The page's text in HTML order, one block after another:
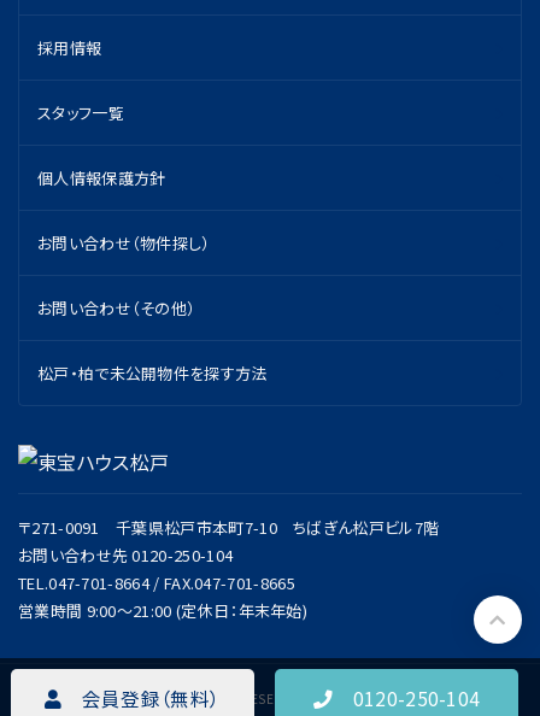
採用情報
スタッフ一覧
個人情報保護方針
お問い合わせ（物件探し）
お問い合わせ（その他）
松戸・柏で未公開物件を探す方法
〒271-0091 千葉県松戸市本町7-10 ちばぎん松戸ビル7階
お問い合わせ先 0120-250-104
TEL.047-701-8664 / FAX.047-701-8665
営業時間 9:00～21:00 (定休日：年末年始)
© TOHO HOUSE MATSUDO ALL RIGHT RESERVED.
会員登録（無料） 0120-250-104